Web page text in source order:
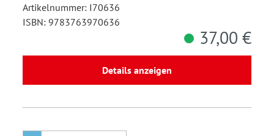
Artikelnummer: I70636
ISBN: 9783763970636
37,00 €
Details anzeigen